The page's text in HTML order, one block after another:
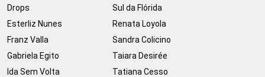
Drops
Esterliz Nunes
Franz Valla
Gabriela Egito
Ida Sem Volta
Sul da Flórida
Renata Loyola
Sandra Colicino
Taiara Desirée
Tatiana Cesso